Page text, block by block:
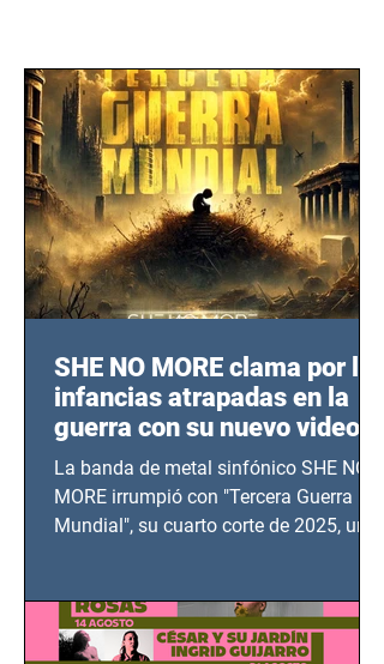
SHE NO MORE clama por las
infancias atrapadas en la
guerra con su nuevo video
TERCERA GUERRA
MUNDIAL
La banda de metal sinfónico SHE NO
MORE irrumpió con "Tercera Guerra
Mundial", su cuarto corte de 2025, un
bélicos.